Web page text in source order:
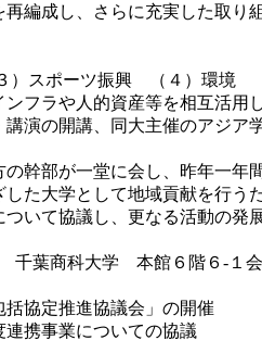
編成し、さらに充実した取
）スポーツ振興 （４）環境
フラや人的資産等を相互活
演の開講、同大主催のアジ
幹部が一堂に会し、昨年一年
た大学として地域貢献を行う
いて協議し、更なる活動の発
千葉商科大学 本館６階６-１
協定推進協議会」の開催
連携事業についての協議